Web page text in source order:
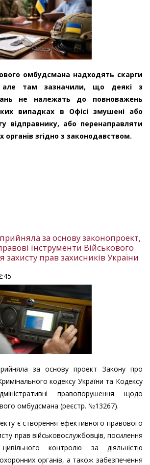
омбудсмана надходять скарги
але там зазначили, що деякі з
не належать до повноважень
випадках в Офісі змушені або
відправнику, або перенаправляти
згідно з законодавством.
за основу законопроект,
інструменти Військового
прав захисників України
за основу проект Закону про
кодексу України та Кодексу
правопорушення щодо
омбудсмана (реєстр. №13267).
є створення ефективного правового
прав військовослужбовців, посилення
контролю за діяльністю
органів, а також забезпечення